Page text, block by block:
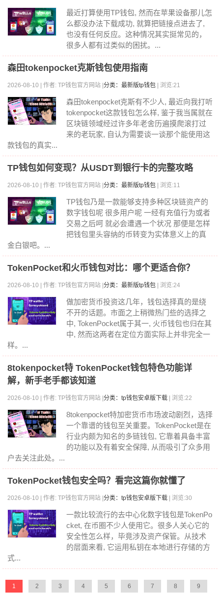
最近打算使用TP钱包, 然而在苹果设备那儿怎
么都没办法下载成功, 就算把链接点进去了,
也没有任何反应。这种情况其实挺常见的，
很多人都有过类似的困扰。...
森田tokenpocket克斯钱包使用指南
2026-08-10 | 作者: TP钱包官方网站 | 分类：最新版tp钱包 | 浏览:21
森田tokenpocket克斯有不少人, 最近向我打听
tokenpocket这款钱包怎么样, 鉴于我当属就在
区块链领域经过许多年老舍历遍摸爬滚打过
来的老玩家, 自认为需要谈一谈那个能使用这
款钱包的真实...
TP钱包如何变现？从USDT到银行卡的完整攻略
2026-08-10 | 作者: TP钱包官方网站 | 分类：最新版tp钱包 | 浏览:11
TP钱包乃是一款能够支持多种区块链资产的
数字钱包呢 很多用户呢 一经有充值行为或者
交易之后呵 就必会遭遇一个状况 那便是怎样
把钱包里头容纳的币转变为实体意义上的真
金白银吧。...
TokenPocket和火币钱包对比：哪个更适合你？
2026-08-10 | 作者: TP钱包官方网站 | 分类：最新版tp钱包 | 浏览:24
做加密货币投资这几年，钱包选择真的是绕
不开的话题。市面之上稍微热门些的选择之
中, TokenPocket属于其一, 火币钱包也归在其
中, 然而这两者在定位方面实际上并非完全一
样。...
8tokenpocket特 TokenPocket钱包特色功能详
解，新手老手都该知道
2026-08-10 | 作者: TP钱包官方网站 | 分类：tp钱包安卓版下载 | 浏览:22
8tokenpocket特加密货币市场波动剧烈，选择
一个靠谱的钱包至关重要。TokenPocket是在
行业内颇为知名的多链钱包, 它靠着具备丰富
的功能以及有着安全保障, 从而吸引了众多用
户去关注此处。...
TokenPocket钱包安全吗？看完这篇你就懂了
2026-08-10 | 作者: TP钱包官方网站 | 分类：tp钱包安卓版下载 | 浏览:30
一款比较流行的去中心化数字钱包是TokenPo
cket, 在币圈不少人使用它。很多人关心它的
安全性怎么样，毕竟涉及资产保管。从技术
的层面来看, 它运用私钥在本地进行存储的方
式...
1 2 3 4 5 6 7 8 9